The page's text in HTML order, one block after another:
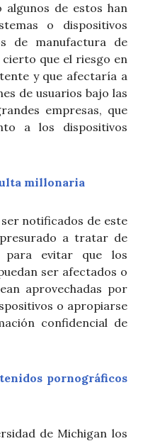
de estos han
o dispositivos
de manufactura de
cierto que el riesgo en
y que afectaría a
de usuarios bajo las
empresas, que
a los dispositivos
millonaria
notificados de este
a tratar de
para evitar que los
ser afectados o
aprovechadas por
o apropiarse
confidencial de
pornográficos
de Michigan los